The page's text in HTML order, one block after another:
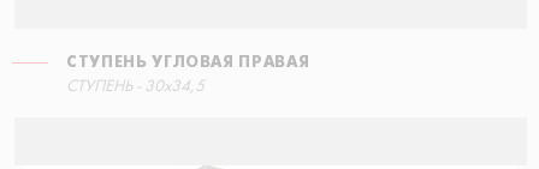
СТУПЕНЬ УГЛОВАЯ ПРАВАЯ
СТУПЕНЬ - 30x34,5